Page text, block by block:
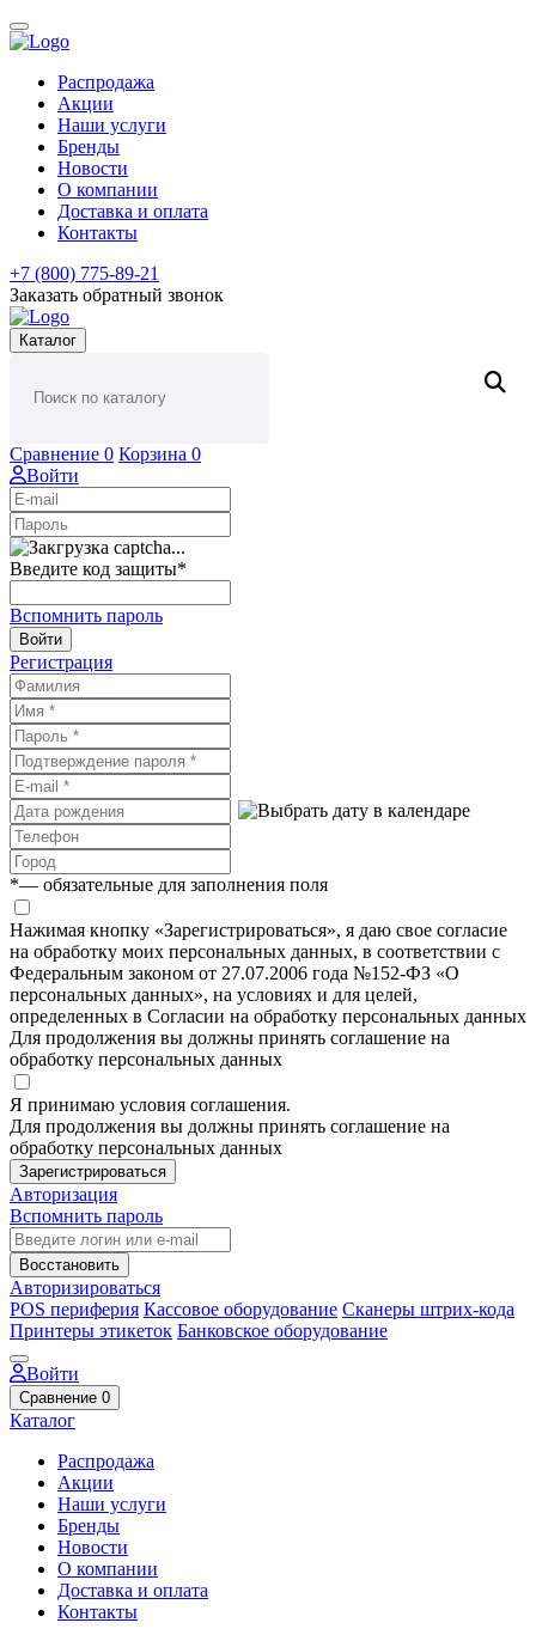
Распродажа
Акции
Наши услуги
Бренды
Новости
О компании
Доставка и оплата
Контакты
+7 (800) 775-89-21
Заказать обратный звонок
Каталог
Сравнение 0 Корзина 0
Войти
Введите код защиты*
Вспомнить пароль
Войти
Регистрация
*— обязательные для заполнения поля
Нажимая кнопку «Зарегистрироваться», я даю свое согласие
на обработку моих персональных данных, в соответствии с
Федеральным законом от 27.07.2006 года №152-ФЗ «О
персональных данных», на условиях и для целей,
определенных в Согласии на обработку персональных данных
Для продолжения вы должны принять соглашение на
обработку персональных данных
Я принимаю условия соглашения.
Для продолжения вы должны принять соглашение на
обработку персональных данных
Зарегистрироваться
Авторизация
Вспомнить пароль
Восстановить
Авторизироваться
POS периферия Кассовое оборудование Сканеры штрих-кода
Принтеры этикеток Банковское оборудование
Войти
Сравнение 0
Каталог
Распродажа
Акции
Наши услуги
Бренды
Новости
О компании
Доставка и оплата
Контакты